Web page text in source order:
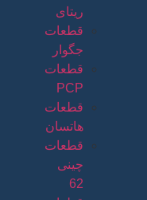
ریتای
قطعات
جگوار
قطعات
PCP
قطعات
هاتسان
قطعات
چینی
62